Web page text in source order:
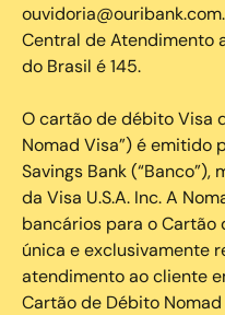
Central de Atendimento
do Brasil é 145.
O cartão de débito Visa
Nomad Visa”) é emitido
Savings Bank (“Banco”),
da Visa U.S.A. Inc. A
bancários para o Cartão
única e exclusivamente
atendimento ao cliente
Cartão de Débito